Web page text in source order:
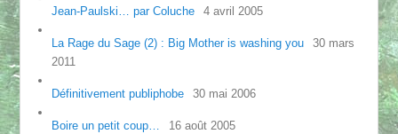
Jean-Paulski… par Coluche 4 avril 2005
La Rage du Sage (2) : Big Mother is washing you
30 mars
2011
Définitivement publiphobe 30 mai 2006
Boire un petit coup… 16 août 2005